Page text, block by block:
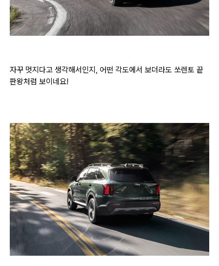
자꾸 멋지다고 생각해서인지, 어떤 각도에서 보더라도 쏘렌토 끝
판왕처럼 보이네요!